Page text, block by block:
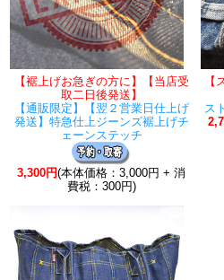
【裾上げお急ぎの方に】【当店受
取二日後発送】
【通販限定】【翌２営業日仕上げ
発送】特急仕上ジーンズ裾上げチ
ェーンステッチ
3,300円(本体価格：3,000円 + 消
費税：300円)
ス